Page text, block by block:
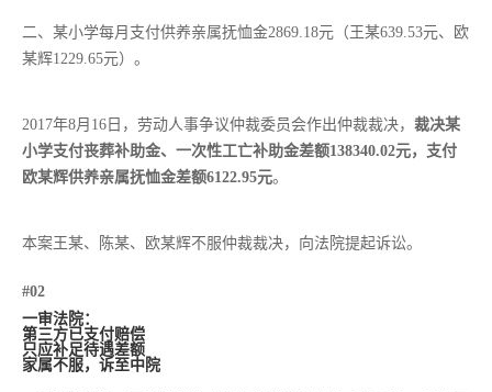
二、某小学每月支付供养亲属抚恤金2869.18元（王某639.53元、欧
某辉1229.65元）。
2017年8月16日，劳动人事争议仲裁委员会作出仲裁裁决， 裁决某
小学支付丧葬补助金、一次性工亡补助金差额138340.02元，支付
欧某辉供养亲属抚恤金差额6122.95元。
本案王某、陈某、欧某辉不服仲裁裁决，向法院提起诉讼。
#02
一审法院：
第三方已支付赔偿
只应补足待遇差额
家属不服，诉至中院